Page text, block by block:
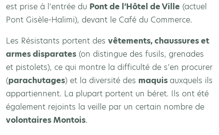
est prise à l’entrée du Pont de l’Hôtel de Ville (actuel
Pont Gisèle-Halimi), devant le Café du Commerce.
Les Résistants portent des vêtements, chaussures et
armes disparates (on distingue des fusils, grenades
et pistolets), ce qui montre la difficulté de s’en procurer
(parachutages) et la diversité des maquis auxquels ils
appartiennent. La plupart portent un béret. Ils ont été
également rejoints la veille par un certain nombre de
volontaires Montois.